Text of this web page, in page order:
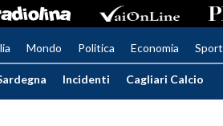
Mondo Politica Economia Sport
Incidenti Cagliari Calcio